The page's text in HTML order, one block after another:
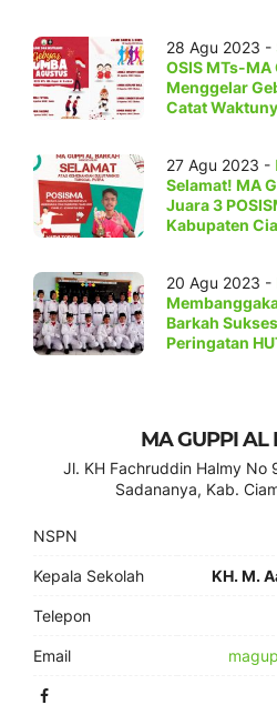
28 Agu 2023 -
OSIS MTs-MA
Menggelar
Catat
27 Agu 2023 -
Selamat! MA
Juara 3
Kabupaten
20 Agu 2023 -
Barkah
Peringatan
MA GUPPI AL
Jl. KH Fachruddin Halmy No
Sadananya, Kab.
NSPN
Kepala Sekolah KH. M.
Telepon
Email